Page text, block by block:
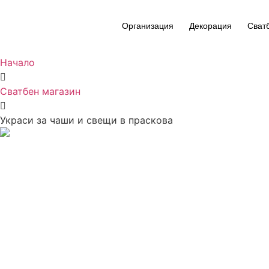
Организация Декорация
Начало
Сватбен магазин
Украси за чаши и свещи в праскова